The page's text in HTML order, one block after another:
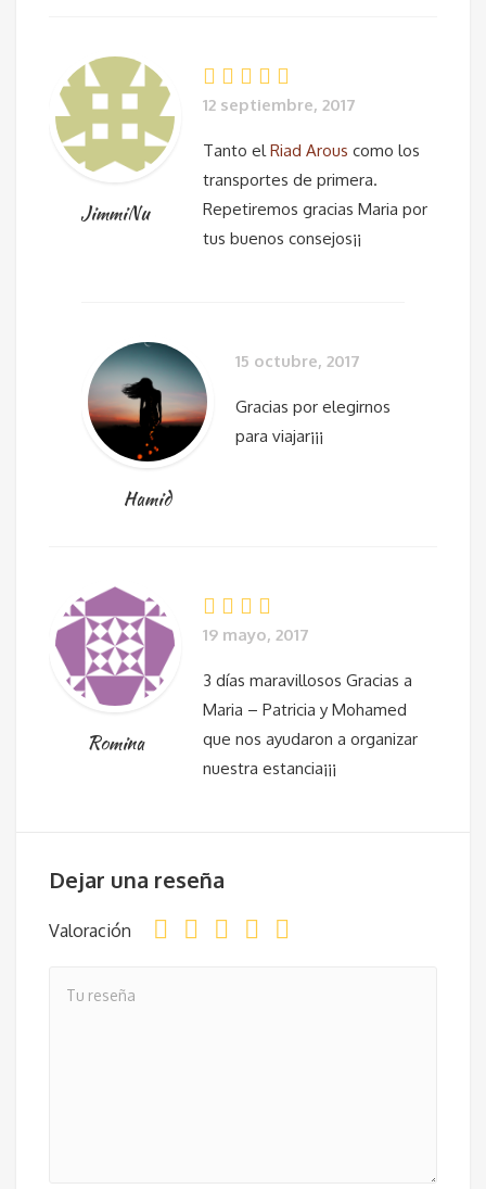
JimmiNu
12 septiembre, 2017
Tanto elRiad Arous como los
transportes de primera.
Repetiremos gracias Maria por
tus buenos consejos¡¡
Hamid
15 octubre, 2017
Gracias por elegirnos
para viajar¡¡¡
Romina
19 mayo, 2017
3 días maravillosos Gracias a
Maria – Patricia y Mohamed
que nos ayudaron a organizar
nuestra estancia¡¡¡
Dejar una reseña
Valoración